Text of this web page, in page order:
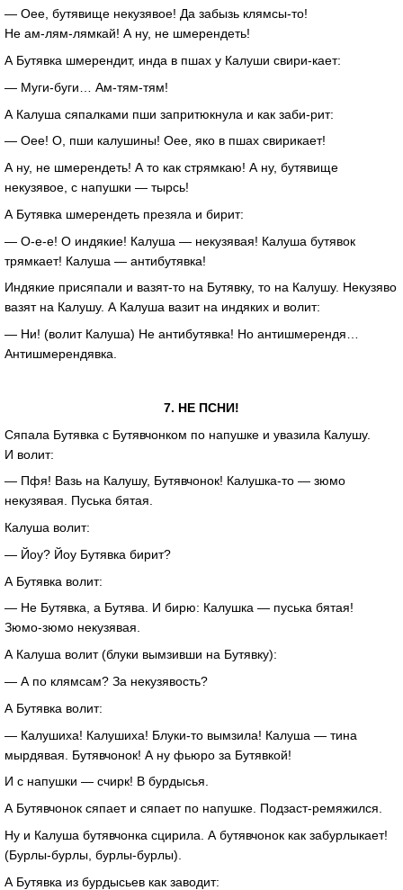
— Оее, бутявище некузявое! Да забызь клямсы-то!
Не ам-лям-лямкай! А ну, не шмерендеть!
А Бутявка шмерендит, инда в пшах у Калуши свири-кает:
— Муги-буги Ам-тям-тям!
А Калуша сяпалками пши запритюкнула и как заби-рит:
— Оее! О, пши калушины! Оее, яко в пшах свирикает!
А ну, не шмерендеть! А то как стрямкаю! А ну, бутявище
некузявое, с напушки — тырсь!
А Бутявка шмерендеть презяла и бирит:
— О-е-е! О индякие! Калуша — некузявая! Калуша бутявок
трямкает! Калуша — антибутявка!
Индякие присяпали и вазят-то на Бутявку, то на Калушу. Некузяво
вазят на Калушу. А Калуша вазит на индяких и волит:
— Ни! (волит Калуша) Не антибутявка! Но антишмерендя…
Антишмерендявка.
7. НЕ ПСНИ!
Сяпала Бутявка с Бутявчонком по напушке и увазила Калушу.
И волит:
— Пфя! Вазь на Калушу, Бутявчонок! Калушка-то — зюмо
некузявая. Пуська бятая.
Калуша волит:
— Йоу? Йоу Бутявка бирит?
А Бутявка волит:
— Не Бутявка, а Бутява. И бирю: Калушка — пуська бятая!
Зюмо-зюмо некузявая.
А Калуша волит (блуки вымзивши на Бутявку):
— А по клямсам? За некузявость?
А Бутявка волит:
— Калушиха! Калушиха! Блуки-то вымзила! Калуша — тина
мырдявая. Бутявчонок! А ну фьюро за Бутявкой!
И с напушки — счирк! В бурдысья.
А Бутявчонок сяпает и сяпает по напушке. Подзаст-ремяжился
Ну и Калуша бутявчонка сцирила. А бутявчонок как забурлыкает!
(Бурлы-бурлы бурлы-бурлы).
А Бутявка из бурдысьев как заводит: